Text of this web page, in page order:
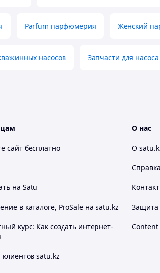
Parfum парфюмерия Женский
насосов Запчасти для
сайт бесплатно
на Satu
в каталоге, ProSale на satu.kz
курс: Как создать интернет-
satu.kz
О нас
О
Защита